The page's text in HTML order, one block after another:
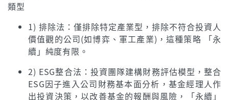
類型
1) 排除法：僅排除特定產業型，排除不符合投資人
價值觀的公司(如博弈、軍工產業)，這種策略 「永
續」純度有限。
2) ESG整合法：投資團隊建構財務評估模型，整合
ESG因子進入公司財務基本面分析，基金經理人作
出投資決策，以改善基金的報酬與風險，「永續」